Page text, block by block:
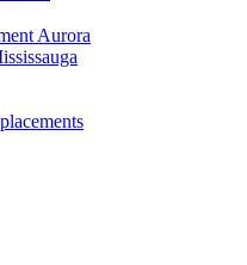
Aurora